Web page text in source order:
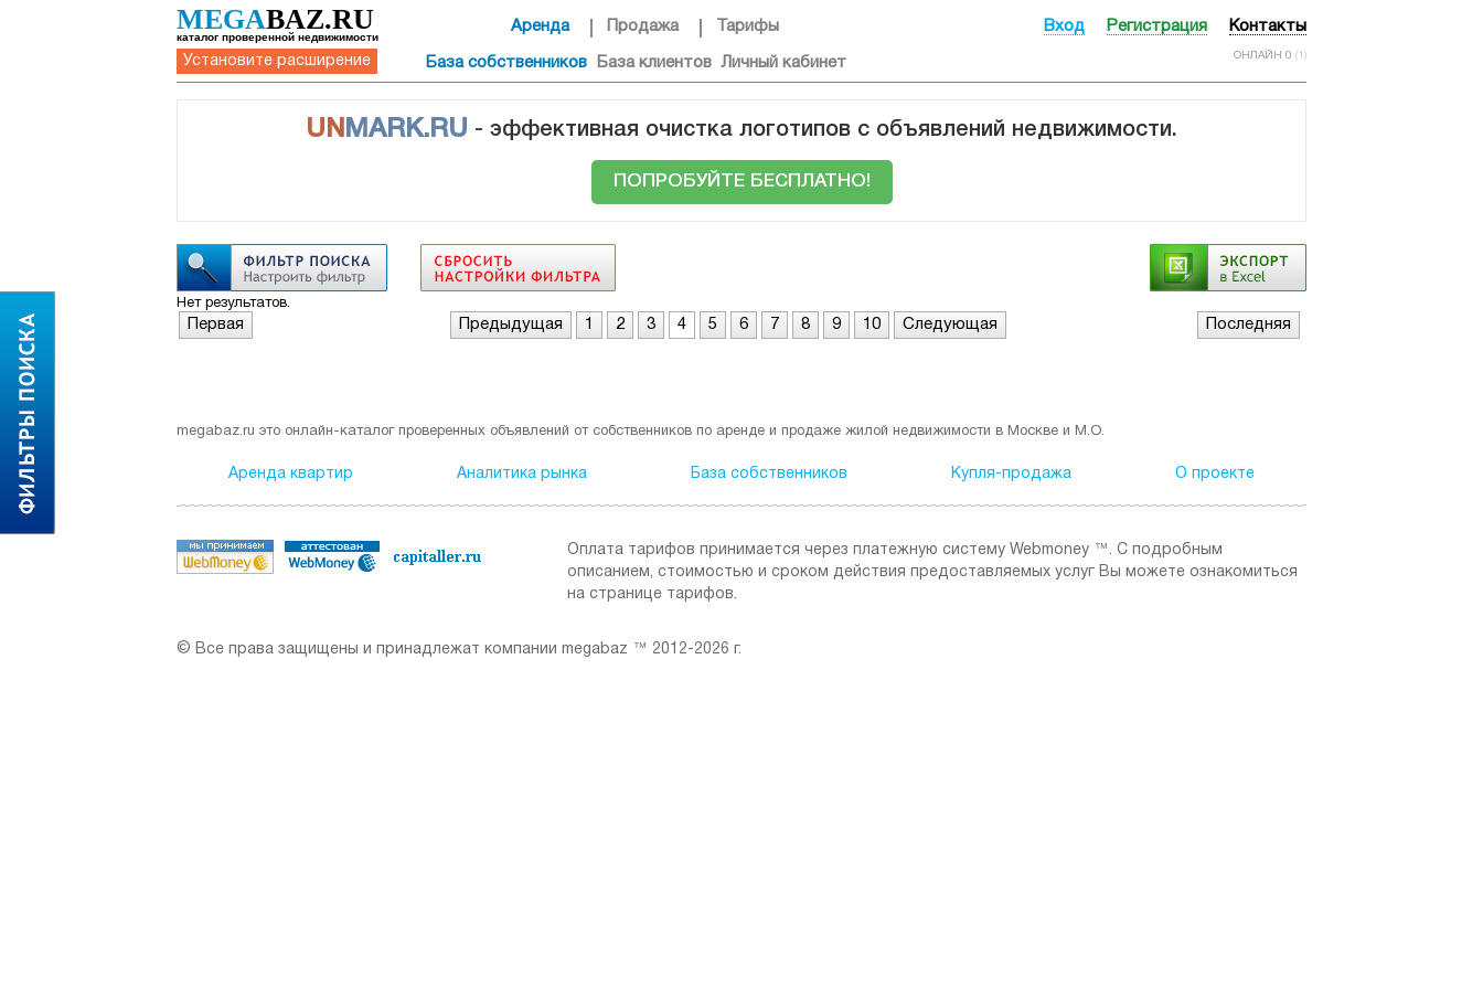
MEGABAZ.RU
каталог проверенной недвижимости
Установите расширение
Аренда Продажа Тарифы
База собственников База клиентов Личный кабинет
Контакты
Регистрация
Вход
ОНЛАЙН 0 (1)
UN MARK.RU - эффективная очистка логотипов с объявлений недвижимости.
ПОПРОБУЙТЕ БЕСПЛАТНО!
Нет результатов.
Первая Предыдущая 1 2 3 4 5 6 7 8 9 10 Следующая Последняя
megabaz.ru это онлайн-каталог проверенных объявлений от собственников по аренде и продаже жилой недвижимости в Москве и М.О.
Аренда квартир Аналитика рынка База собственников Купля-продажа О проекте
Оплата тарифов принимается через платежную систему Webmoney ™. C подробным
описанием, стоимостью и сроком действия предоставляемых услуг Вы можете ознакомиться
на странице тарифов.
© Все права защищены и принадлежат компании megabaz ™ 2012-2026 г.